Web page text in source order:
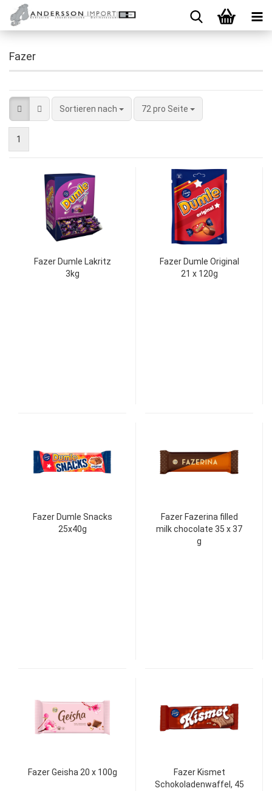
Fazer
Sortieren nach 72 pro Seite
1
Fazer Dumle Lakritz
3kg
Fazer Dumle Original
21 x 120g
Fazer Dumle Snacks
25x40g
Fazer Fazerina filled
milk chocolate 35 x 37
g
Fazer Geisha 20 x 100g
Fazer Kismet
Schokoladenwaffel, 45